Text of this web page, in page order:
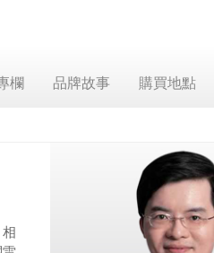
欄 品牌故事
購買地點